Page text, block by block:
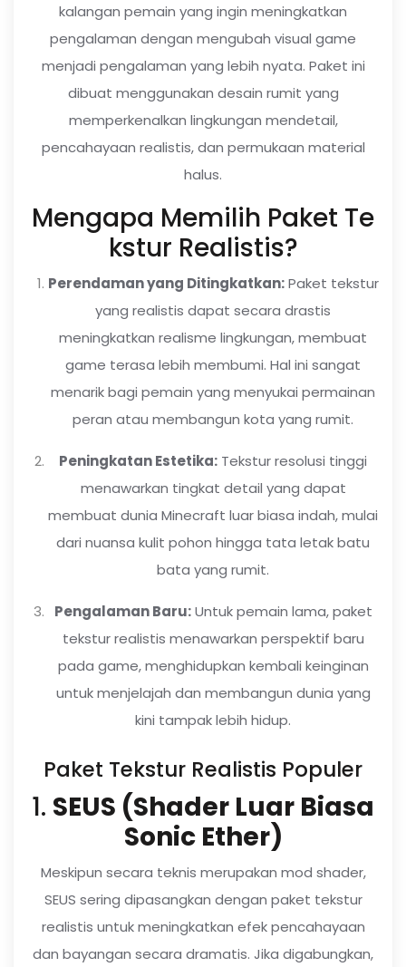
kalangan pemain yang ingin meningkatkan
pengalaman dengan mengubah visual game
menjadi pengalaman yang lebih nyata. Paket ini
dibuat menggunakan desain rumit yang
memperkenalkan lingkungan mendetail,
pencahayaan realistis, dan permukaan material
halus.
Mengapa Memilih Paket Te
kstur Realistis?
Perendaman yang Ditingkatkan:Paket tekstur
yang realistis dapat secara drastis
meningkatkan realisme lingkungan, membuat
game terasa lebih membumi. Hal ini sangat
menarik bagi pemain yang menyukai permainan
peran atau membangun kota yang rumit.
Peningkatan Estetika: Tekstur resolusi tinggi
menawarkan tingkat detail yang dapat
membuat dunia Minecraft luar biasa indah, mulai
dari nuansa kulit pohon hingga tata letak batu
bata yang rumit.
Pengalaman Baru:Untuk pemain lama, paket
tekstur realistis menawarkan perspektif baru
pada game, menghidupkan kembali keinginan
untuk menjelajah dan membangun dunia yang
kini tampak lebih hidup.
Paket Tekstur Realistis Populer
1. SEUS (Shader Luar Biasa
Sonic Ether)
Meskipun secara teknis merupakan mod shader,
SEUS sering dipasangkan dengan paket tekstur
realistis untuk meningkatkan efek pencahayaan
dan bayangan secara dramatis. Jika digabungkan,